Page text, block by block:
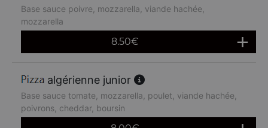
Base sauce poivre, mozzarella, viande hachée,
mozzarella
8.50€
algérienne junior
Base sauce tomate, mozzarella, poulet, viande hachée,
poivrons, cheddar, boursin